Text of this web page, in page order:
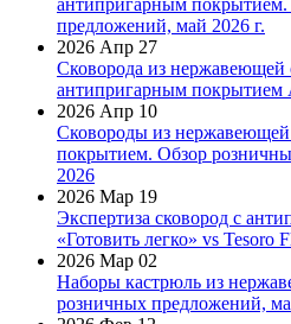
предложений, май 2026 г.
2026 Апр 27
Сковорода из нержавеющей
антипригарным покрытием
2026 Апр 10
Сковороды из
покрытием. Обзор
2026
2026 Мар 19
Экспертиза сковород с
«Готовить легко» vs
2026 Мар 02
Наборы кастрюль из
розничных предложений,